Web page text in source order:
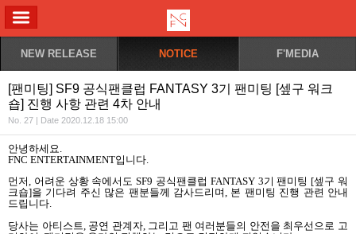
NEW RELEASE NOTICE F'MEDIA
[팬미팅] SF9 공식팬클럽 FANTASY 3기 팬미팅 [셒구 워크
숍] 진행 사항 관련 4차 안내
No. 27 | Date 2020.12.18 15:00
안녕하세요.
FNC ENTERTAINMENT입니다.
먼저, 어려운 상황 속에서도SF9 공식팬클럽 FANTASY 3기 팬미팅 [셒구 워
크숍]을 기다려 주신 많은 팬분들께 감사드리며, 본 팬미팅 진행 관련 안내
드립니다.
당사는 아티스트, 공연 관계자, 그리고 팬 여러분들의 안전을 최우선으로 고